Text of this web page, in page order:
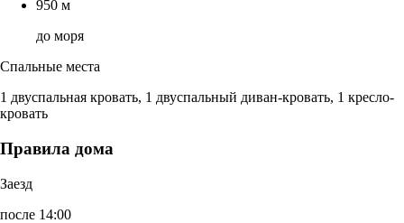
950 м
до моря
Спальные места
1 двуспальная кровать, 1 двуспальный диван-кровать, 1 кресло-
кровать
Правила дома
Заезд
после 14:00